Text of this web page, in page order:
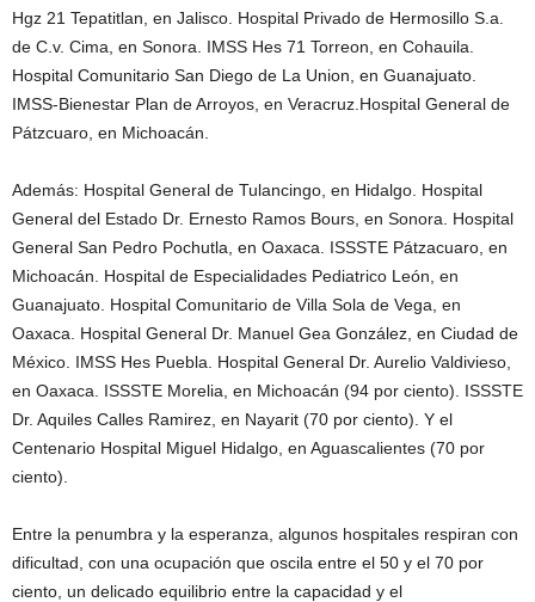
Hgz 21 Tepatitlan, en Jalisco. Hospital Privado de Hermosillo S.a.
de C.v. Cima, en Sonora. IMSS Hes 71 Torreon, en Cohauila.
Hospital Comunitario San Diego de La Union, en Guanajuato.
IMSS-Bienestar Plan de Arroyos, en Veracruz.Hospital General de
Pátzcuaro, en Michoacán.
Además: Hospital General de Tulancingo, en Hidalgo. Hospital
General del Estado Dr. Ernesto Ramos Bours, en Sonora. Hospital
General San Pedro Pochutla, en Oaxaca. ISSSTE Pátzacuaro, en
Michoacán. Hospital de Especialidades Pediatrico León, en
Guanajuato. Hospital Comunitario de Villa Sola de Vega, en
Oaxaca. Hospital General Dr. Manuel Gea González, en Ciudad de
México. IMSS Hes Puebla. Hospital General Dr. Aurelio Valdivieso,
en Oaxaca. ISSSTE Morelia, en Michoacán (94 por ciento). ISSSTE
Dr. Aquiles Calles Ramirez, en Nayarit (70 por ciento). Y el
Centenario Hospital Miguel Hidalgo, en Aguascalientes (70 por
ciento).
Entre la penumbra y la esperanza, algunos hospitales respiran con
dificultad, con una ocupación que oscila entre el 50 y el 70 por
ciento, un delicado equilibrio entre la capacidad y el